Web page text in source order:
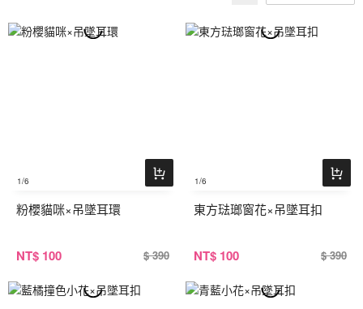
1/6
粉櫻貓咪×吊墜耳環
NT$ 100 $ 390
1/6
東方琺瑯窗花×吊墜耳扣
NT$ 100 $ 390